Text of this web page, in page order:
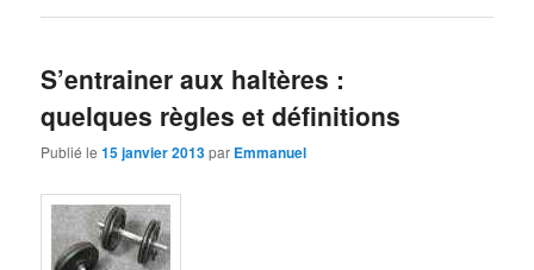
S’entrainer aux haltères :
quelques règles et définitions
Publié le15 janvier 2013par Emmanuel